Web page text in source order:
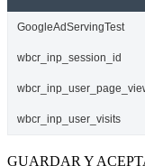
GoogleAdServingTest
wbcr_inp_session_id
wbcr_inp_user_visits
GUARDAR Y